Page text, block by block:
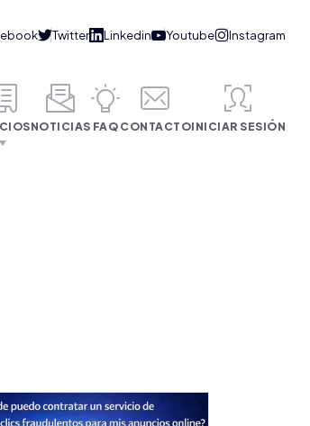
NOTICIAS FAQ CONTACTOINICIAR SESIÓN